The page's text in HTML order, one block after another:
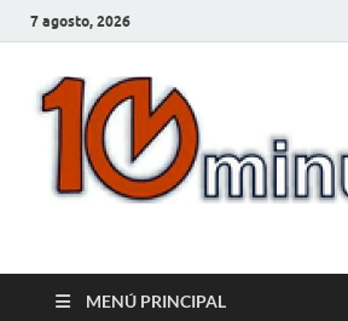
7 agosto, 2026
MENÚ PRINCIPAL